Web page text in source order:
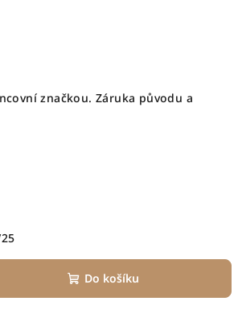
značkou. Záruka původu a
Do košíku